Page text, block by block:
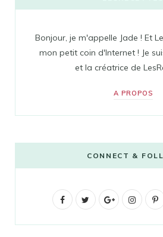
Bonjour, je m'appelle Jade ! Et
mon petit coin d'Internet ! Je
et la créatrice de
A PROPOS
CONNECT &
F
G
I
P